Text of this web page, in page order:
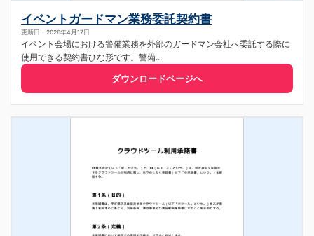
イベントガードマン業務委託契約書
更新日：2026年4月17日
イベント会場における警備業務を外部のガードマン会社へ委託する際に
使用できる契約書ひな形です。警備...
ダウンロードページへ